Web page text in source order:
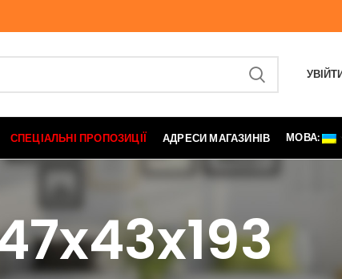
СПЕЦІАЛЬНІ ПРОПОЗИЦІЇ АДРЕСИ МАГАЗИНІВ МОВА: